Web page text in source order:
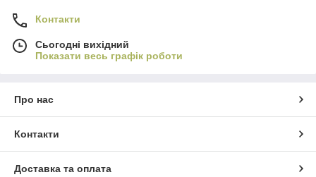
Контакти
Сьогодні вихідний
Показати весь графік роботи
Про нас
Контакти
Доставка та оплата